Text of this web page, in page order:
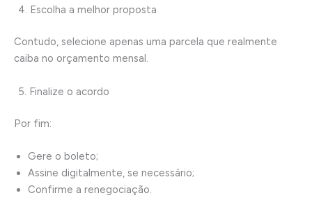
4. Escolha a melhor proposta
Contudo, selecione apenas uma parcela que realmente
caiba no orçamento mensal.
5. Finalize o acordo
Por fim:
Gere o boleto;
Assine digitalmente, se necessário;
Confirme a renegociação.